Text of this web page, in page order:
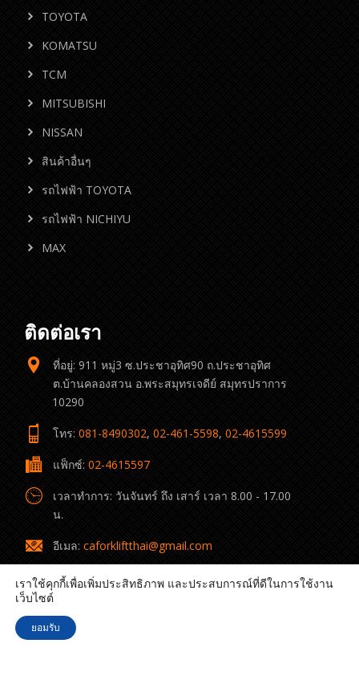
TOYOTA
KOMATSU
TCM
MITSUBISHI
NISSAN
สินค้าอื่นๆ
รถไฟฟ้า TOYOTA
รถไฟฟ้า NICHIYU
MAX
ติดต่อเรา
ที่อยู่: 911 หมู่3 ซ.ประชาอุทิศ90 ถ.ประชาอุทิศ
ต.บ้านคลองสวน อ.พระสมุทรเจดีย์ สมุทรปราการ
10290
โทร: 081-8490302, 02-461-5598, 02-4615599
แฟ็กซ์: 02-4615597
เวลาทำการ: วันจันทร์ ถึง เสาร์ เวลา 8.00 - 17.00
น.
อีเมล: caforkliftthai@gmail.com
เราใช้คุกกี้เพื่อเพิ่มประสิทธิภาพ และประสบการณ์ที่ดีในการใช้งาน
เว็บไซต์
ยอมรับ